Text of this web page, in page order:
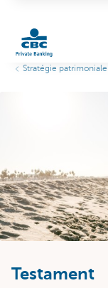
Stratégie patrimoniale
Testament